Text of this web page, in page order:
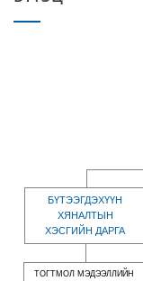
БҮТЭЭГДЭХҮҮН
ХЯНАЛТЫН
ХЭСГИЙН ДАРГА
ТОГТМОЛ МЭДЭЭЛЛИЙН